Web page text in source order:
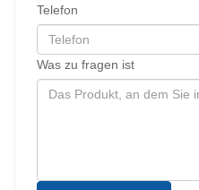
Telefon
Was zu fragen ist